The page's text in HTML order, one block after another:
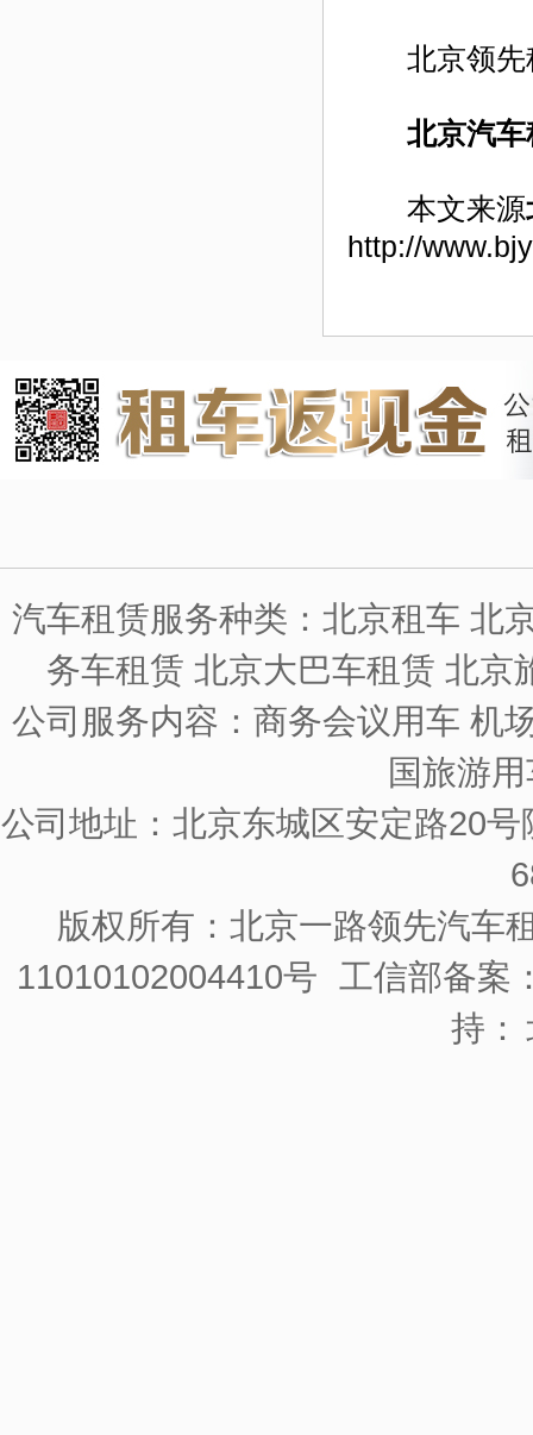
北京领先
北京汽
本文来源
http://
汽车租赁服务种类：北京租车 北
务车租赁 北京大巴车租赁 北京
公司服务内容：商务会议用车 机
国旅游
公司地址：北京东城区安定路20
版权所有：北京一路领先汽车
11010102004410号 工信部备案
持：